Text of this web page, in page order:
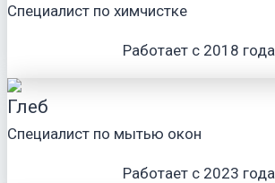
Специалист по химчистке
Работает с 2018 года
Глеб
Специалист по мытью окон
Работает с 2023 года